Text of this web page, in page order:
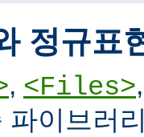
정규표
, <Files>
파이브러